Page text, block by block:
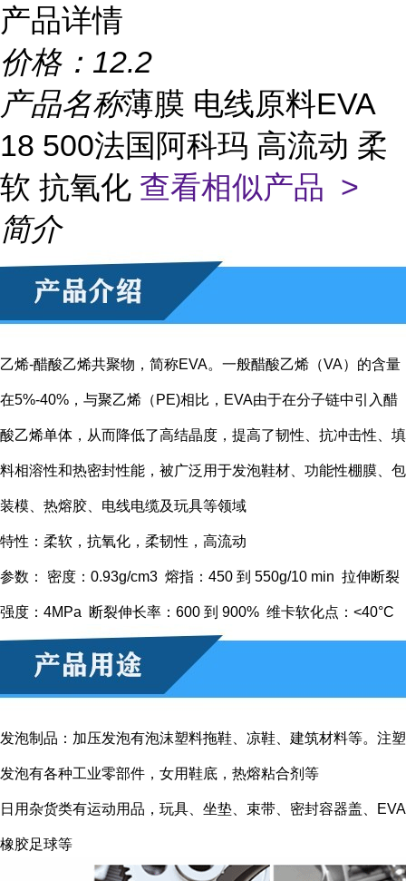
产品详情
价格： 12.2
产品名称薄膜 电线原料EVA
18 500法国阿科玛 高流动 柔
软 抗氧化 查看相似产品 >
简介
乙烯-醋酸乙烯共聚物，简称EVA。一般醋酸乙烯（VA）的含量
在5%-40%，与聚乙烯（PE)相比，EVA由于在分子链中引入醋
酸乙烯单体，从而降低了高结晶度，提高了韧性、抗冲击性、填
料相溶性和热密封性能，被广泛用于发泡鞋材、功能性棚膜、包
装模、热熔胶、电线电缆及玩具等领域
特性：柔软，抗氧化，柔韧性，高流动
参数： 密度：0.93g/cm3 熔指：450 到 550g/10 min 拉伸断裂
强度：4MPa 断裂伸长率：600 到 900% 维卡软化点：<40°C
发泡制品：加压发泡有泡沫塑料拖鞋、凉鞋、建筑材料等。注塑
发泡有各种工业零部件，女用鞋底，热熔粘合剂等
日用杂货类有运动用品，玩具、坐垫、束带、密封容器盖、EVA
橡胶足球等